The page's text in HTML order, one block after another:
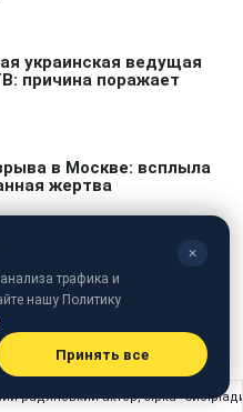
радянський актор, зірка
✕
трафика и
нашу Политику
Принять все